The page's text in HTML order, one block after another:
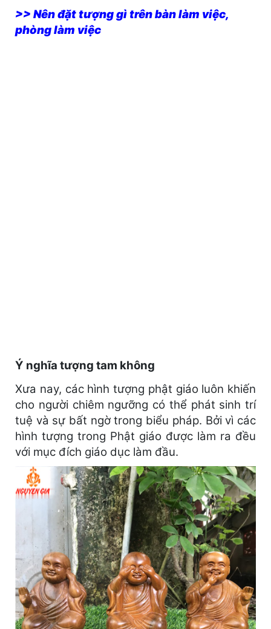
>> Nên đặt tượng gì trên bàn làm việc,
phòng làm việc
Ý nghĩa tượng tam không
Xưa nay, các hình tượng phật giáo luôn khiến
cho người chiêm ngưỡng có thể phát sinh trí
tuệ và sự bất ngờ trong biểu pháp. Bởi vì các
hình tượng trong Phật giáo được làm ra đều
với mục đích giáo dục làm đầu.